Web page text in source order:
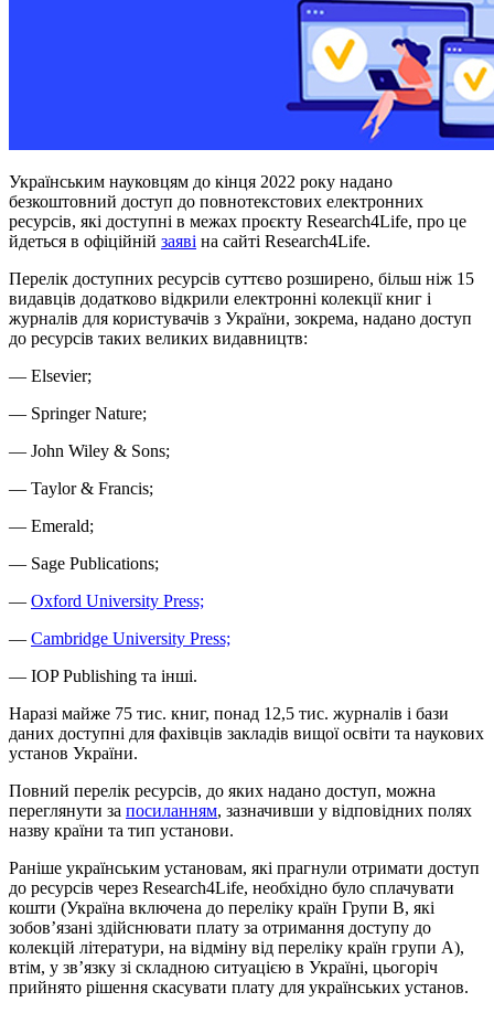
Українським науковцям до кінця 2022 року надано
безкоштовний доступ до повнотекстових електронних
ресурсів, які доступні в межах проєкту Research4Life, про це
йдеться в офіційній заяві на сайті Research4Life.
Перелік доступних ресурсів суттєво розширено, більш ніж 15
видавців додатково відкрили електронні колекції книг і
журналів для користувачів з України, зокрема, надано доступ
до ресурсів таких великих видавництв:
— Elsevier;
— Springer Nature;
— John Wiley & Sons;
— Taylor & Francis;
— Emerald;
— Sage Publications;
— Oxford University Press;
— Cambridge University Press;
— IOP Publishing та інші.
Наразі майже 75 тис. книг, понад 12,5 тис. журналів і бази
даних доступні для фахівців закладів вищої освіти та наукових
установ України.
Повний перелік ресурсів, до яких надано доступ, можна
переглянути за посиланням, зазначивши у відповідних полях
назву країни та тип установи.
Раніше українським установам, які прагнули отримати доступ
до ресурсів через Research4Life, необхідно було сплачувати
кошти (Україна включена до переліку країн Групи B, які
зобов’язані здійснювати плату за отримання доступу до
колекцій літератури, на відміну від переліку країн групи А),
втім, у зв’язку зі складною ситуацією в Україні, цьогоріч
прийнято рішення скасувати плату для українських установ.